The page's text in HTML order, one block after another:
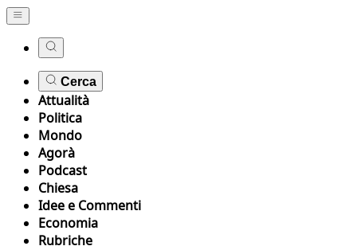
Cerca
Attualità
Politica
Mondo
Agorà
Podcast
Chiesa
Idee e Commenti
Economia
Rubriche